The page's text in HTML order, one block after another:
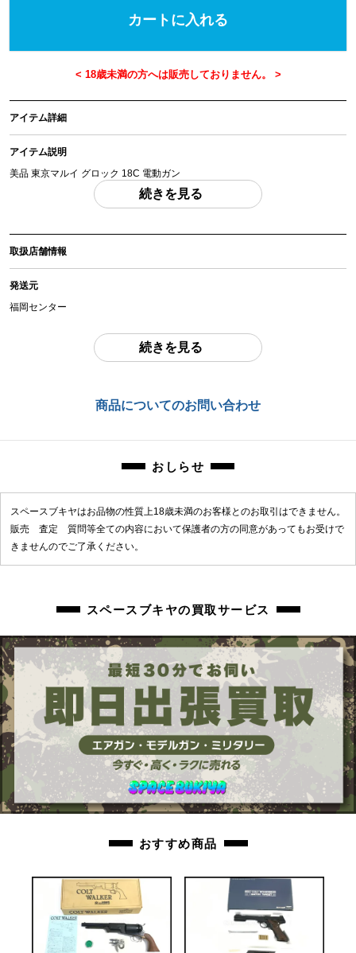
カートに入れる
アイテム詳細
アイテム説明
美品 東京マルイ グロック 18C 電動ガン
「付属品」・・・ 写真に写っているものが全てです。 （撮影、運搬備品は除
アイテム状態
中古：A（使用感の少ない美品）
■中古品につき若干の擦れや汚れはご了承ください。
■セミ、フル動作確認できました。（0.2ｇBB弾 0.38J 61m/s 584RPM 程
続きを見る
取扱店舗情報
発送元
福岡センター
福岡県福岡市東区松島1-44-15
続きを見る
商品についてのお問い合わせ
おしらせ
スペースブキヤはお品物の性質上18歳未満のお客様とのお取引はできません。
販売 査定 質問等全ての内容において保護者の方の同意があってもお受けで
きませんのでご了承ください。
スペースブキヤの買取サービス
おすすめ商品